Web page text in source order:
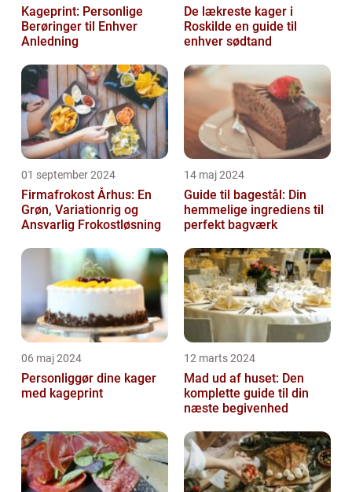
Kageprint: Personlige
Berøringer til Enhver
Anledning
De lækreste kager i
Roskilde en guide til
enhver sødtand
01 september 2024
Firmafrokost Århus: En
Grøn, Variationrig og
Ansvarlig Frokostløsning
14 maj 2024
Guide til bagestål: Din
hemmelige ingrediens til
perfekt bagværk
06 maj 2024
Personliggør dine kager
med kageprint
12 marts 2024
Mad ud af huset: Den
komplette guide til din
næste begivenhed